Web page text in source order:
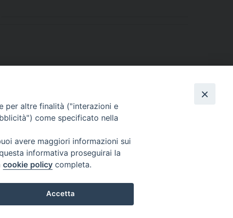
per altre finalità ("interazioni e
come specificato nella
avere maggiori informazioni sui
informativa proseguirai la
cookie policy completa.
Accetta